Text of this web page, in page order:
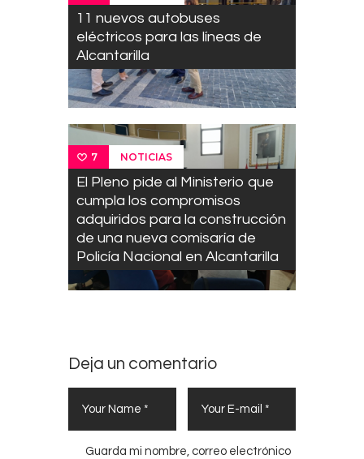
11 nuevos autobuses
eléctricos para las líneas de
Alcantarilla
7 NOTICIAS
El Pleno pide al Ministerio que
cumpla los compromisos
adquiridos para la construcción
de una nueva comisaría de
Policía Nacional en Alcantarilla
Deja un comentario
Guarda mi nombre, correo electrónico